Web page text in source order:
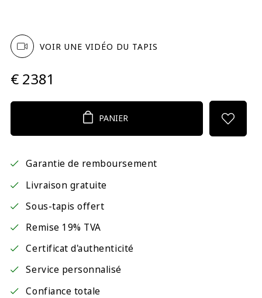
VOIR UNE VIDÉO DU TAPIS
€ 2381
PANIER
Garantie de remboursement
Livraison gratuite
Sous-tapis offert
Remise 19% TVA
Certificat d'authenticité
Service personnalisé
Confiance totale